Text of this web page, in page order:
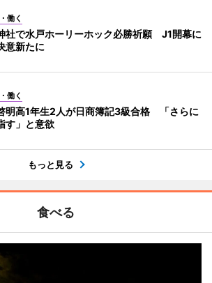
働く
社で水戸ホーリーホック必勝祈願 J1開幕に
意新たに
働く
明高1年生2人が日商簿記3級合格 「さらに
す」と意欲
もっと見る
食べる